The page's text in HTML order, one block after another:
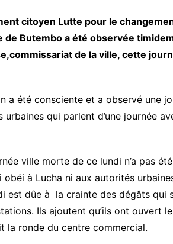
citoyen Lutte pour le
de Butembo a été observée
de la ville, cette
a été consciente et a observé une
qui parlent d’une journée
ville morte de ce lundi n’a pas
obéi à Lucha ni aux autorités
est dûe à la crainte des dégâts qui
Ils ajoutent qu’ils ont ouvert
la ronde du centre commercial.